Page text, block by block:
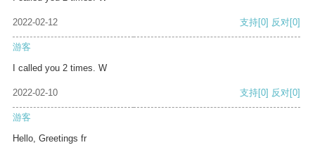
2022-02-12 支持[0] 反对[0]
游客
I called you 2 times. W
2022-02-10 支持[0] 反对[0]
游客
Hello, Greetings fr